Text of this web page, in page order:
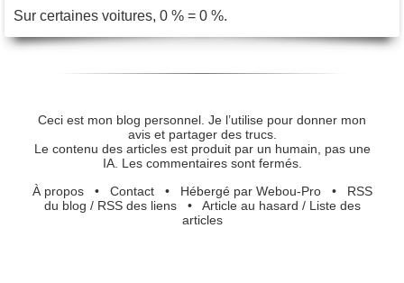
Sur certaines voitures, 0 % = 0 %.
Ceci est mon blog personnel. Je l’utilise pour donner mon
avis et partager des trucs.
Le contenu des articles est produit par un humain, pas une
IA. Les commentaires sont fermés.
À propos• Contact• Hébergé par Webou-Pro• RSS
du blog / RSS des liens• Article au hasard / Liste des
articles